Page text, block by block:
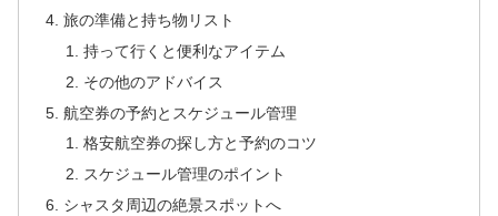
旅の準備と持ち物リスト
持って行くと便利なアイテム
その他のアドバイス
航空券の予約とスケジュール管理
格安航空券の探し方と予約のコツ
スケジュール管理のポイント
シャスタ周辺の絶景スポットへ